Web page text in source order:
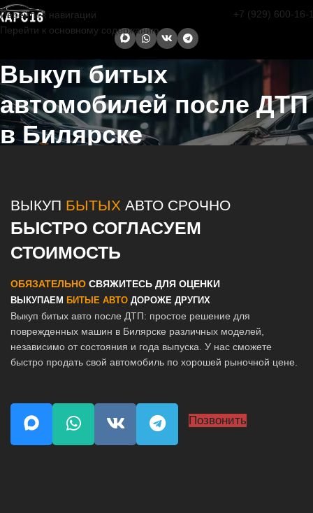
Перейти к навигации
Перейти к основному содержанию
+7 (929) 600-16-
Выкуп битых
автомобилей после ДТП
в Билярске
ВЫКУП БЫТЫХ АВТО СРОЧНО
БЫСТРО СОГЛАСУЕМ
СТОИМОСТЬ
ОБЯЗАТЕЛЬНО СВЯЖИТЕСЬ ДЛЯ ОЦЕНКИ
ВЫКУПАЕМ БИТЫЕ АВТО ДОРОЖЕ ДРУГИХ
Выкуп битых авто после ДТП: простое решение для
поврежденных машин в Билярске различных моделей,
независимо от состояния и года выпуска. У нас сможете
быстро продать свой автомобиль по хорошей рыночной цене.
Позвонить